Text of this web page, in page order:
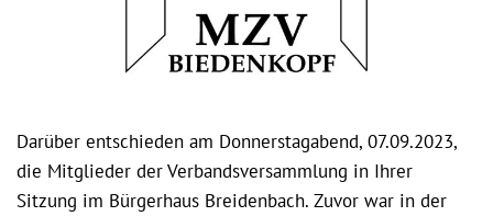
Darüber entschieden am Donnerstagabend, 07.09.2023,
die Mitglieder der Verbandsversammlung in Ihrer
Sitzung im Bürgerhaus Breidenbach. Zuvor war in der